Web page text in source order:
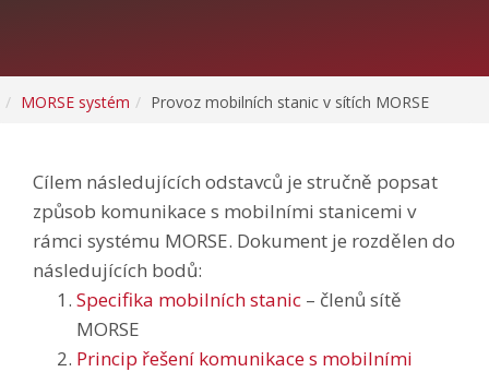
MORSE systém Provoz mobilních stanic v sítích MORSE
Cílem následujících odstavců je stručně popsat
způsob komunikace s mobilními stanicemi v
rámci systému MORSE. Dokument je rozdělen do
následujících bodů:
Specifika mobilních stanic – členů sítě
MORSE
Princip řešení komunikace s mobilními